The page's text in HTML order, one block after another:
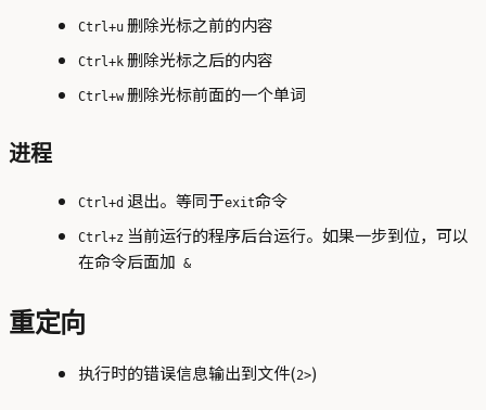
Ctrl+u 删除光标之前的内容
Ctrl+k 删除光标之后的内容
Ctrl+w删除光标前面的一个单词
进程
Ctrl+d 退出。等同于exit命令
Ctrl+z 当前运行的程序后台运行。如果一步到位，可以
在命令后面加 &
重定向
执行时的错误信息输出到文件(2>)